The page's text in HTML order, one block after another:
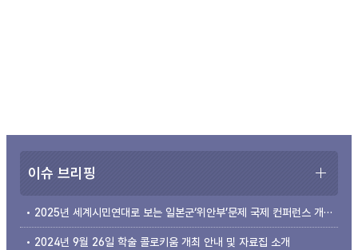
이슈 브리핑
2025년 세계시민연대로 보는 일본군‘위안부’문제 국제 컨퍼런스 개최 안내
2024년 9월 26일 학술 콜로키움 개최 안내 및 자료집 소개